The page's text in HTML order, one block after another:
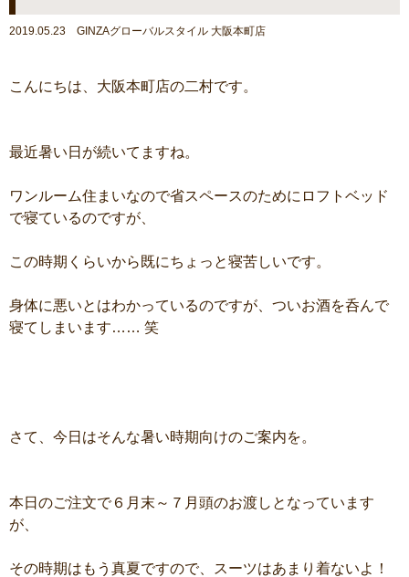
2019.05.23 GINZAグローバルスタイル 大阪本町店
こんにちは、大阪本町店の二村です。
最近暑い日が続いてますね。
ワンルーム住まいなので省スペースのためにロフトベッド
で寝ているのですが、
この時期くらいから既にちょっと寝苦しいです。
身体に悪いとはわかっているのですが、ついお酒を呑んで
寝てしまいます…… 笑
さて、今日はそんな暑い時期向けのご案内を。
本日のご注文で６月末～７月頭のお渡しとなっています
が、
その時期はもう真夏ですので、スーツはあまり着ないよ！